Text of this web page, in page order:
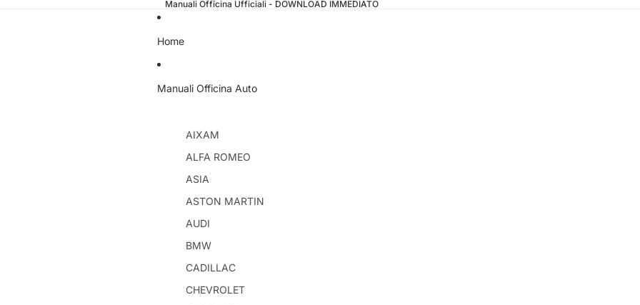
Manuali Officina Ufficiali - DOWNLOAD IMMEDIATO
Home
Manuali Officina Auto
AIXAM
ALFA ROMEO
ASIA
ASTON MARTIN
AUDI
BMW
CADILLAC
CHEVROLET